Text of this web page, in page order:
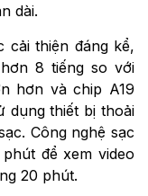
dài.
cải thiện đáng kể,
8 tiếng so với
hơn và chip A19
dụng thiết bị thoải
Công nghệ sạc
để xem video
20 phút.